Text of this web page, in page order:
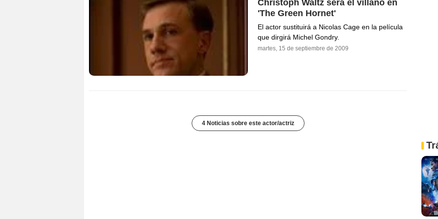
Christoph Waltz será el villano en
'The Green Hornet'
El actor sustituirá a Nicolas Cage en la película
que dirgirá Michel Gondry.
martes, 15 de septiembre de 2009
4 Noticias sobre este actor/actriz